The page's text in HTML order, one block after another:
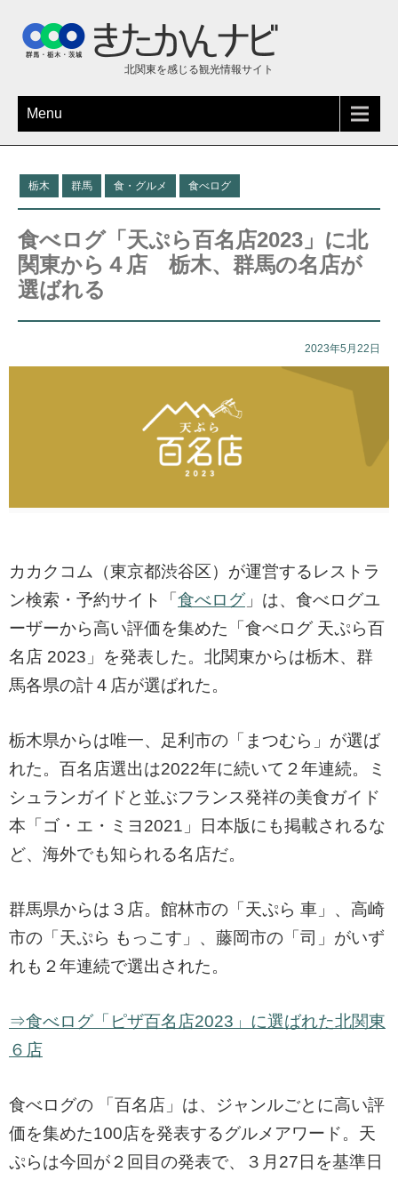
北関東を感じる観光情報サイト
Menu
栃木 群馬 食・グルメ 食べログ
食べログ「天ぷら百名店2023」に北
関東から４店 栃木、群馬の名店が
選ばれる
2023年5月22日
カカクコム（東京都渋谷区）が運営するレストラ
ン検索・予約サイト「 食べログ 」は、食べログユ
ーザーから高い評価を集めた「食べログ 天ぷら百
名店 2023」を発表した。北関東からは栃木、群
馬各県の計４店が選ばれた。
栃木県からは唯一、足利市の「まつむら」が選ば
れた。百名店選出は2022年に続いて２年連続。ミ
シュランガイドと並ぶフランス発祥の美食ガイド
本「ゴ・エ・ミヨ2021」日本版にも掲載されるな
ど、海外でも知られる名店だ。
群馬県からは３店。館林市の「天ぷら 車」、高崎
市の「天ぷら もっこす」、藤岡市の「司」がいず
れも２年連続で選出された。
⇒食べログ「ピザ百名店2023」に選ばれた北関東
６店
食べログの 「百名店」は、ジャンルごとに高い評
価を集めた100店を発表するグルメアワード。天
ぷらは今回が２回目の発表で、３月27日を基準日